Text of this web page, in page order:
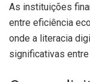
As instituições
entre eficiência
onde a literacia
significativas